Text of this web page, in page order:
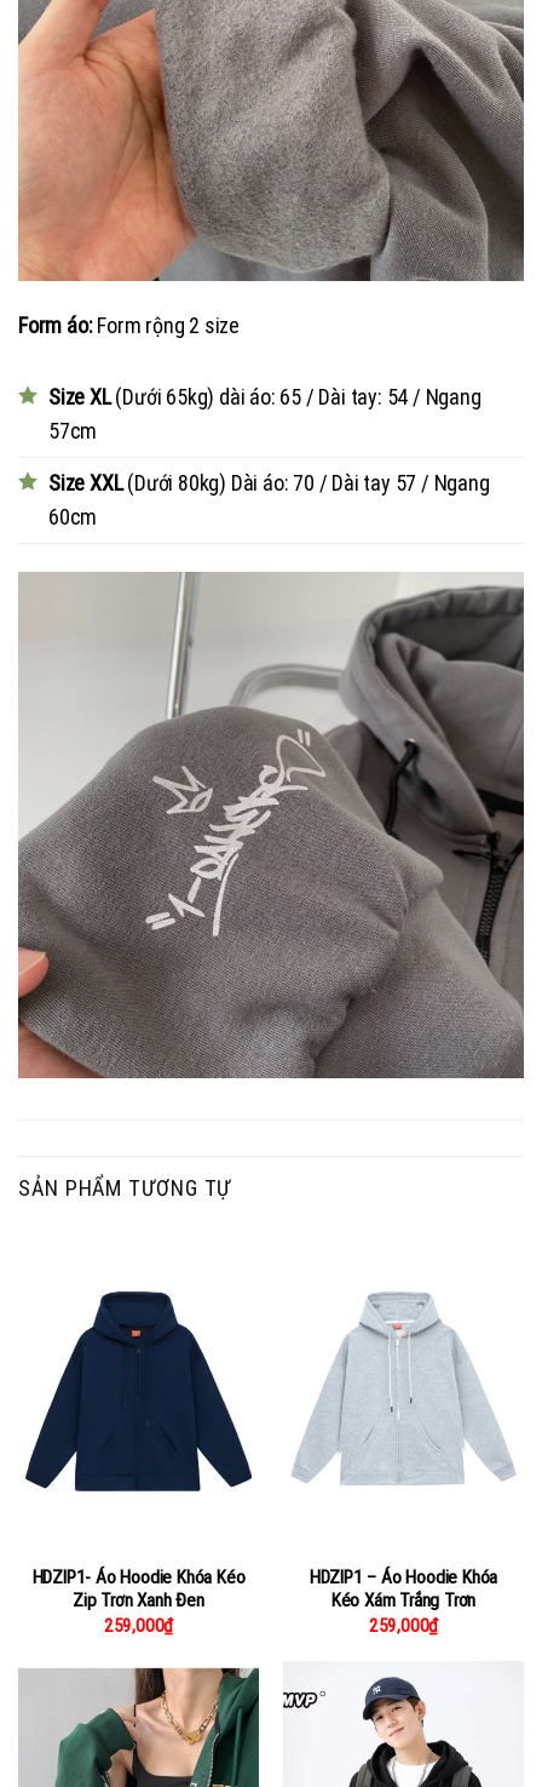
Form áo:Form rộng 2 size
Size XL(Dưới 65kg) dài áo: 65 / Dài tay: 54 / Ngang
57cm
Size XXL(Dưới 80kg) Dài áo: 70 / Dài tay 57 / Ngang
60cm
SẢN PHẨM TƯƠNG TỰ
HDZIP1- Áo Hoodie Khóa Kéo
Zip Trơn Xanh Đen
259,000₫
HDZIP1 – Áo Hoodie Khóa
Kéo Xám Trắng Trơn
259,000₫